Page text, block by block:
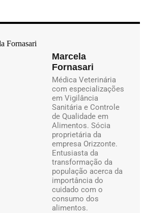
Marcela
Fornasari
Médica Veterinária
com especializações
em Vigilância
Sanitária e Controle
de Qualidade em
Alimentos. Sócia
proprietária da
empresa Orizzonte.
Entusiasta da
transformação da
população acerca da
importância do
cuidado com o
consumo dos
alimentos.